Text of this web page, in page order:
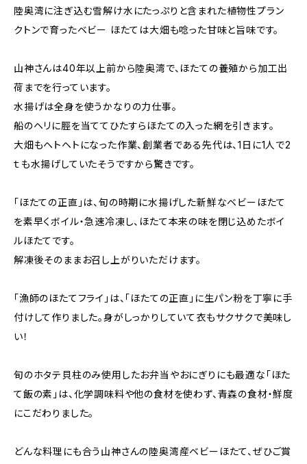
陸奥湾に注ぎ込む雪解け水にたっぷりと含まれた植物性プラン
クトンで育ったベビー ほたては大畑も唸った甘味と旨味です。
山神さんは40年以上前から陸奥湾で、ほたての養殖から加工出
荷までを行っています。
水揚げは全身を使うかなりの力仕事。
船のヘリに脛を当ててひたすらほたての入った網を引きます。
大畑もヘトヘトになった作業、創業者である先代は、1日に1人で2
ｔも水揚げしていたそうですから驚きです。
「ほたての正直」は、旬の時期に水揚げした新鮮なベビーほたて
を素早くボイル・急速冷凍し、ほたて本来の味を閉じ込めたボイ
ルほたてです。
解凍後そのままお召し上がりいただけます。
「漁師のほたてフライ」は、「ほたての正直」に生パン粉を丁寧に手
付けして作りました。身がしっかりしていて衣もサクサクで美味し
い！
旬のホタテ貝柱のみ使用したお弁当やおにぎりにも最適な「ほた
て飯の素」は、化学調味料や他の食材を使わず、青森の食材・鮮度
にこだわりました。
どんな料理にも合う山神さんの陸奥湾産ベビーほたて、ぜひご賞